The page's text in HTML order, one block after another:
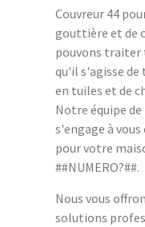
Couvreur 44
gouttière et de
pouvons traiter
qu'il s'agisse
en tuiles et de
Notre équipe
s'engage à
pour votre
##NUMERO?##.
Nous vous
solutions